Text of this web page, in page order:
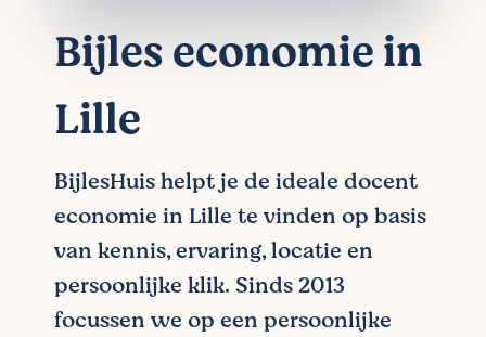
Bijles economie in
Lille
BijlesHuis helpt je de ideale docent
economie in Lille te vinden op basis
van kennis, ervaring, locatie en
persoonlijke klik. Sinds 2013
focussen we op een persoonlijke